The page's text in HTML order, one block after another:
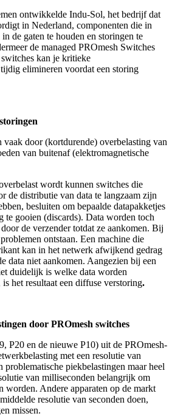
ontwikkelde Indu-Sol, het bedrijf dat
in Nederland, componenten die in
de gaten te houden en storingen te
de managed PROmesh Switches
kan je kritieke
elimineren voordat een storing
door (kortdurende) overbelasting van
van buitenaf (elektromagnetische
wordt kunnen switches die
de distributie van data te langzaam zijn
besluiten om bepaalde datapakketjes
te gooien (discards). Data worden toch
de verzender totdat ze aankomen. Bij
ontstaan. Een machine die
kan in het netwerk afwijkend gedrag
data niet aankomen. Aangezien bij een
duidelijk is welke data worden
het resultaat een diffuse verstoring.
door PROmesh switches
P20 en de nieuwe P10) uit de PROmesh-
met een resolutie van
problematische piekbelastingen maar heel
van milliseconden belangrijk om
worden. Andere apparaten op de markt
resolutie van seconden doen,
missen.